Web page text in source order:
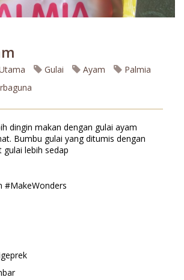
Gulai Ayam
Palmia
dingin makan dengan gulai ayam
Bumbu gulai yang ditumis dengan
lebih sedap
#MakeWonders